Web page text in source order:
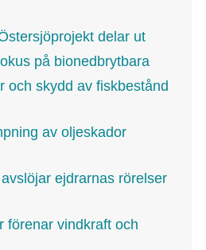
delar ut
på bionedbrytbara
och skydd av fiskbestånd
av oljeskador
ejdrarnas rörelser
förenar vindkraft och